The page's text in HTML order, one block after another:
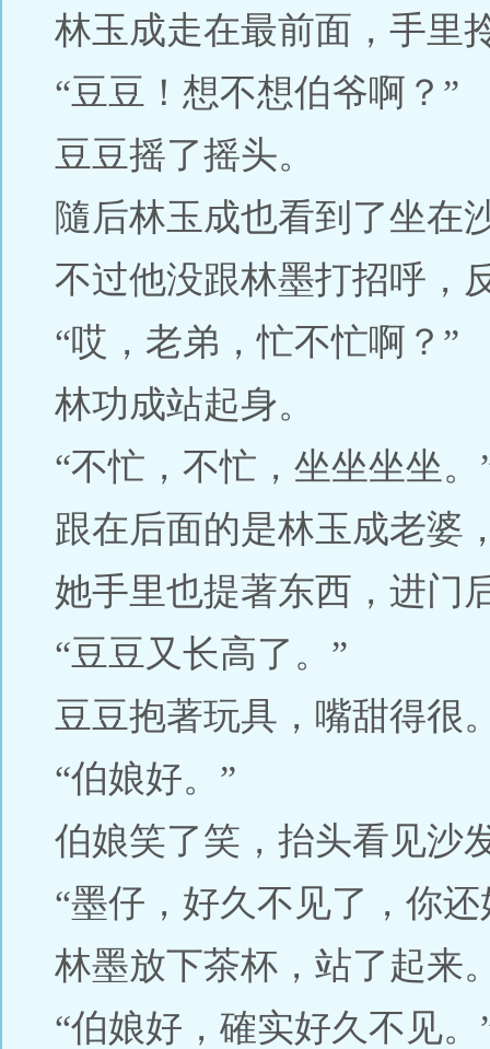
林玉成走在最前面，手里
“豆豆！想不想伯爷啊？”
豆豆摇了摇头。
隨后林玉成也看到了坐在
不过他没跟林墨打招呼，
“哎，老弟，忙不忙啊？”
林功成站起身。
“不忙，不忙，坐坐坐坐。
跟在后面的是林玉成老婆
她手里也提著东西，进门
“豆豆又长高了。”
豆豆抱著玩具，嘴甜得很
“伯娘好。”
伯娘笑了笑，抬头看见沙
“墨仔，好久不见了，你还
林墨放下茶杯，站了起来
“伯娘好，確实好久不见。